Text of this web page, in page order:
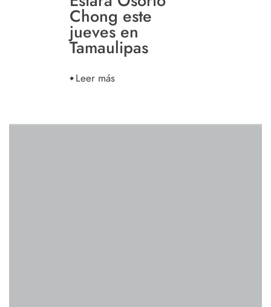
Chong este
jueves en
Tamaulipas
Leer más